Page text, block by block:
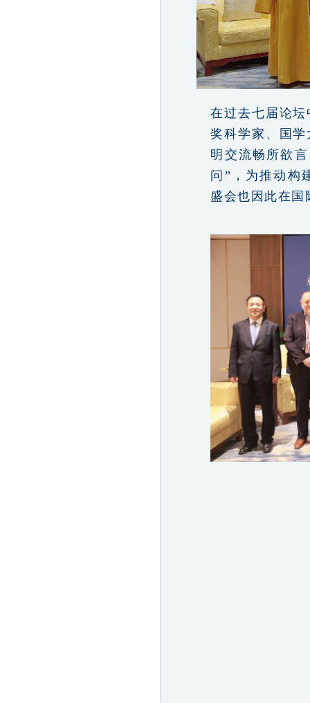
在过去七届论
奖科学家、国
明交流畅所欲
问”，为推动构
盛会也因此在国